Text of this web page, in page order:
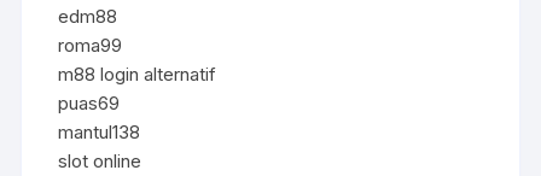
edm88
roma99
m88 login alternatif
puas69
mantul138
slot online